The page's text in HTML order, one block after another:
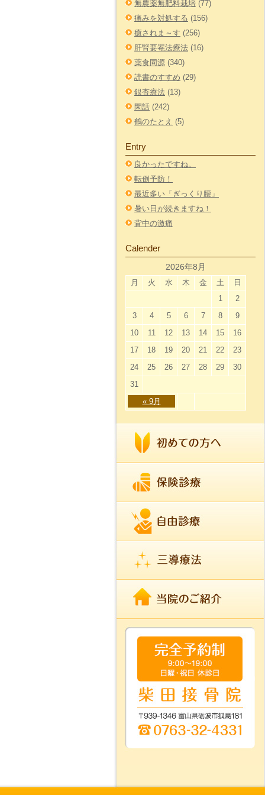
無農薬無肥料栽培 (77)
痛みを対処する (156)
癒されま～す (256)
肝腎要罨法療法 (16)
薬食同源 (340)
読書のすすめ (29)
銀杏療法 (13)
閑話 (242)
鶴のたとえ (5)
Entry
良かったですね。
転倒予防！
最近多い「ぎっくり腰」
暑い日が続きますね！
背中の激痛
Calender
2026年8月
月 火 水 木 金 土 日
« 9月
1
2
3
4 5 6 7 8
9
10
11 12 13 14 15
16
17
18 19 20 21 22
23
24
25 26 27 28 29
30
31